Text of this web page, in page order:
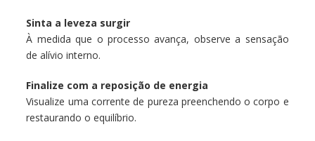
Sinta a leveza surgir
À medida que o processo avança, observe a sensação
de alívio interno.
Finalize com a reposição de energia
Visualize uma corrente de pureza preenchendo o corpo e
restaurando o equilíbrio.